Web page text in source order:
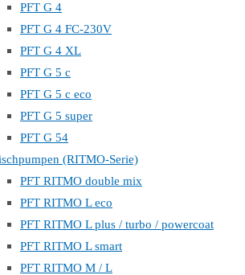
PFT G 4
PFT G 4 FC-230V
PFT G 4 XL
PFT G 5 c
PFT G 5 c eco
PFT G 5 super
PFT G 54
(RITMO-Serie)
PFT RITMO double mix
PFT RITMO L eco
PFT RITMO L plus / turbo / powercoat
PFT RITMO L smart
PFT RITMO M / L